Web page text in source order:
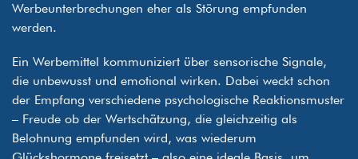
Werbeunterbrechungen eher als Störung empfunden
werden.
Ein Werbemittel kommuniziert über sensorische Signale,
die unbewusst und emotional wirken. Dabei weckt schon
der Empfang verschiedene psychologische Reaktionsmuster
– Freude ob der Wertschätzung, die gleichzeitig als
Belohnung empfunden wird, was wiederum